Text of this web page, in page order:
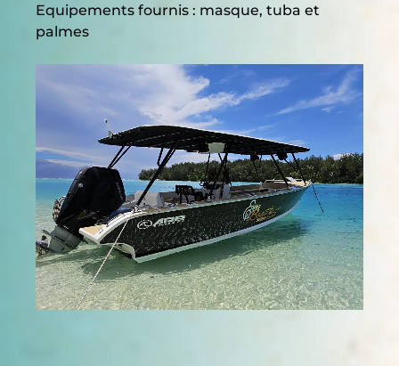
Equipements fournis : masque, tuba et
palmes